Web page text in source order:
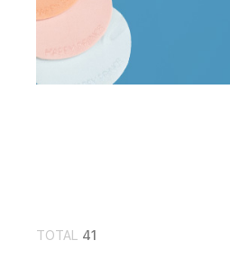
TOTAL 41